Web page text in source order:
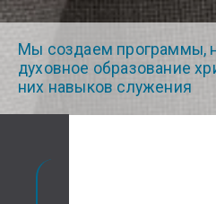
Мы создаем программы,
духовное образование
них навыков служения